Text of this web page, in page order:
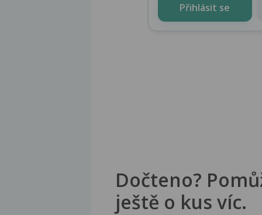
Přihlásit se
Dočteno?
ještě o kus víc.